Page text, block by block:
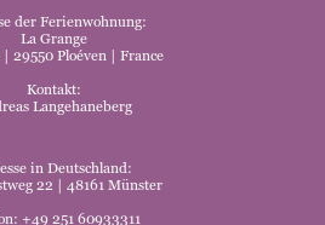
der Ferienwohnung:
La Grange
29550 Ploéven | France
Kontakt:
Langehaneberg
in Deutschland:
22 | 48161 Münster
+49 251 60933311